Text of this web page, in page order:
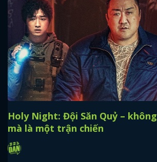
Holy Night: Đội Săn Quỷ –
mà là một trận chiến